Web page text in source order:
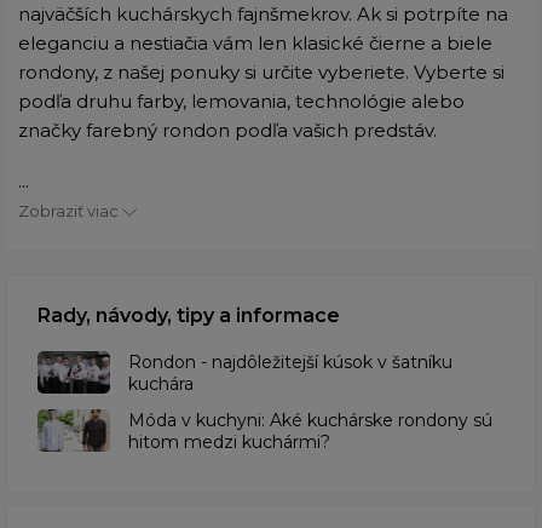
najväčších kuchárskych fajnšmekrov. Ak si potrpíte na
eleganciu a nestiačia vám len klasické čierne a biele
rondony, z našej ponuky si určite vyberiete. Vyberte si
podľa druhu farby, lemovania, technológie alebo
značky farebný rondon podľa vašich predstáv.
...
Zobraziť viac
Rady, návody, tipy a informace
Rondon - najdôležitejší kúsok v šatníku
kuchára
​Móda v kuchyni: Aké kuchárske rondony sú
hitom medzi kuchármi?